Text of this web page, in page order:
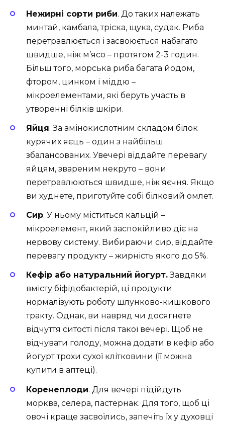
Нежирні сорти риби. До таких належать
минтай, камбала, тріска, щука, судак. Риба
перетравлюється і засвоюється набагато
швидше, ніж м’ясо – протягом 2-3 годин.
Більш того, морська риба багата йодом,
фтором, цинком і міддю –
мікроелементами, які беруть участь в
утворенні білків шкіри.
Яйця. За амінокислотним складом білок
курячих яєць – один з найбільш
збалансованих. Увечері віддайте перевагу
яйцям, звареним некруто – вони
перетравлюються швидше, ніж яєчня. Якщо
ви худнете, приготуйте собі білковий омлет.
Сир. У ньому міститься кальцій –
мікроелемент, який заспокійливо діє на
нервову систему. Вибираючи сир, віддайте
перевагу продукту – жирність якого до 5%.
Кефір або натуральний йогурт.Завдяки
вмісту біфідобактерій, ці продукти
нормалізують роботу шлунково-кишкового
тракту. Однак, ви навряд чи досягнете
відчуття ситості після такої вечері. Щоб не
відчувати голоду, можна додати в кефір або
йогурт трохи сухої клітковини (її можна
купити в аптеці).
Коренеплоди. Для вечері підійдуть
морква, селера, пастернак. Для того, щоб ці
овочі краще засвоїлись, запечіть їх у духовці